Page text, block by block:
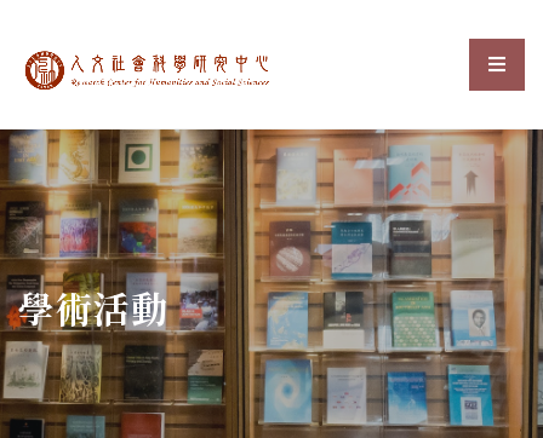
中央研究院人文社會科選
:::
學術活動